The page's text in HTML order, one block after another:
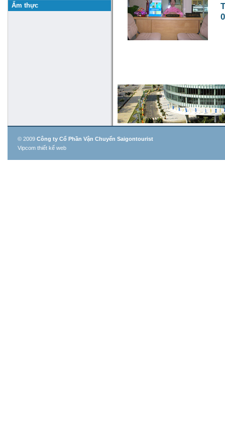
Ẩm thực
© 2009 Công ty Cổ Phần Vận Chuyển Saigontourist
Vipcom thiết kế web